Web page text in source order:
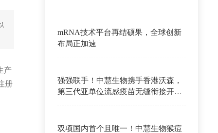
产
册
mRNA技术平台再结硕果，全球创新
布局正加速
强强联手！中慧生物携手香港沃森，
第三代亚单位流感疫苗无缝衔接开启
双项国内首个且唯一！中慧生物猴痘